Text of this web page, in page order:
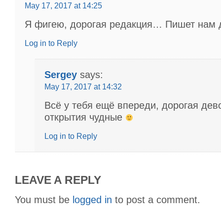
May 17, 2017 at 14:25
Я фигею, дорогая редакция… Пишет нам
Log in to Reply
Sergey says:
May 17, 2017 at 14:32
Всё у тебя ещё впереди, дорогая
открытия чудные
Log in to Reply
LEAVE A REPLY
You must be logged in to post a comment.